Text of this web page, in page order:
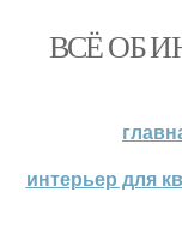
ВСЁ ОБ
интерьер для